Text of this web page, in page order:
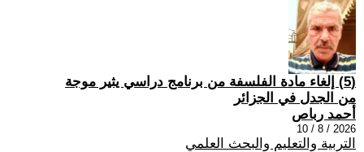
(5) إلغاء مادة الفلسفة من برنامج دراسي يثير موجة
من الجدل في الجزائر
أحمد رباص
2026 / 8 / 10
التربية والتعليم والبحث العلمي